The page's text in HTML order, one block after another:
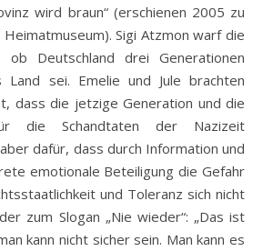
wird braun“ (erschienen 2005 zu
Sigi Atzmon warf die
ob Deutschland drei Generationen
sei. Emelie und Jule brachten
dass die jetzige Generation und die
die Schandtaten der Nazizeit
dafür, dass durch Information und
emotionale Beteiligung die Gefahr
und Toleranz sich nicht
zum Slogan „Nie wieder“: „Das ist
kann nicht sicher sein. Man kann es